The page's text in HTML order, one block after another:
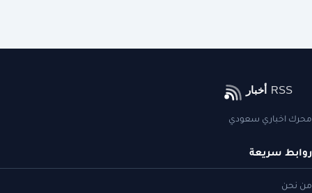
محرك اخباري سعودي
روابط سريعة
من نحن